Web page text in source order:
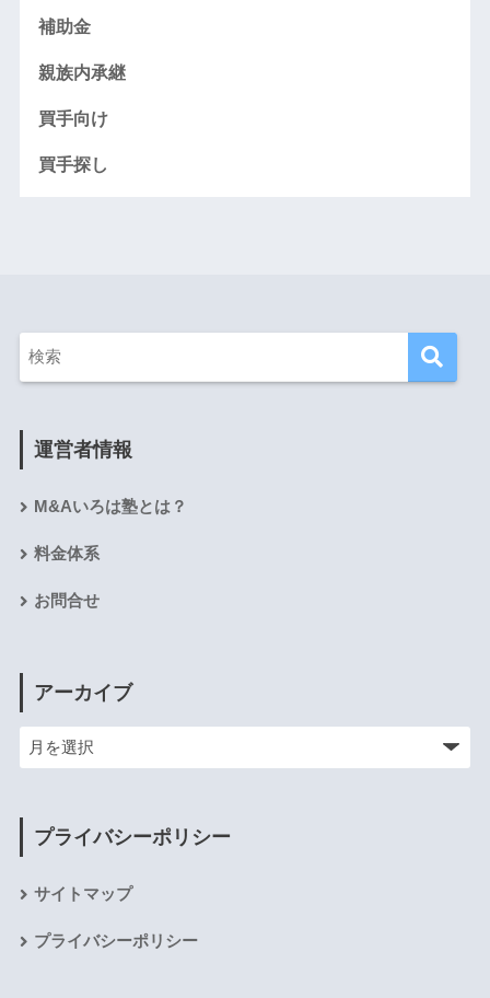
補助金
親族内承継
買手向け
買手探し
運営者情報
M&Aいろは塾とは？
料金体系
お問合せ
アーカイブ
プライバシーポリシー
サイトマップ
プライバシーポリシー